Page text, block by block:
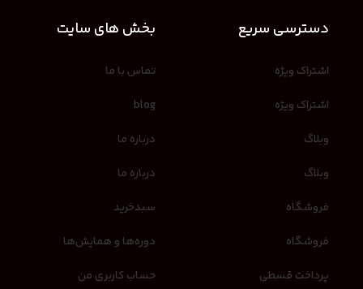
دسترسی سریع
اشتراک ویژه
اشتراک ویژه
وبلاگ
وبلاگ
فروشگاه
فروشگاه
پرداخت قسطی
بخش های سایت
تماس با ما
blog
درباره ما
درباره ما
سبدخرید
دوره‌ها و همایش‌ها
حساب کاربری من